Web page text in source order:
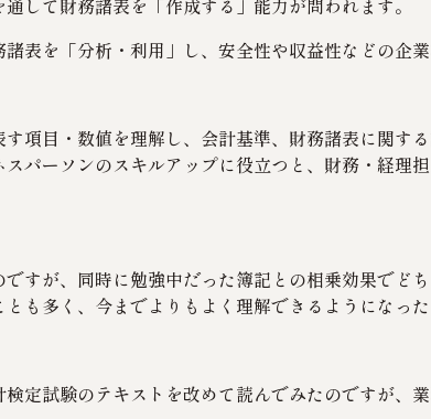
して財務諸表を「作成する」能力が問われます。
表を「分析・利用」し、安全性や収益性などの企
項目・数値を理解し、会計基準、財務諸表に関す
パーソンのスキルアップに役立つと、財務・経理
すが、同時に勉強中だった簿記との相乗効果でど
も多く、今までよりもよく理解できるようになった
定試験のテキストを改めて読んでみたのですが、